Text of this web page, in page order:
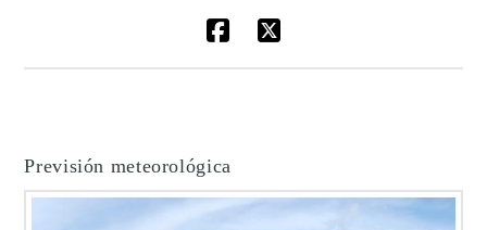
Previsión meteorológica